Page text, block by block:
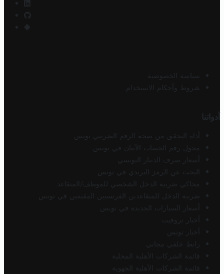
سياسة الخصوصية
شروط وأحكام الاستخدام
أدواتنا
أداة التحقق من صحة الرقم الضريبي تونس
محول رقم الحساب الآيبان في تونس
أسعار صرف الدينار التونسي
البحث عن الرمز البريدي في تونس
محاكي ضريبة الدخل الشخصي للموظف/المتقاعد
ضريبة الدخل للمتقاعدين الفرنسيين المقيمين في تونس
أسعار السيارات الجديدة في تونس
أخبار تروفيت
أخبار تونس
رابط خلفي مجاني
قائمة الشركات الأهلية المحلية
قائمة الشركات الأهلية الجهوية